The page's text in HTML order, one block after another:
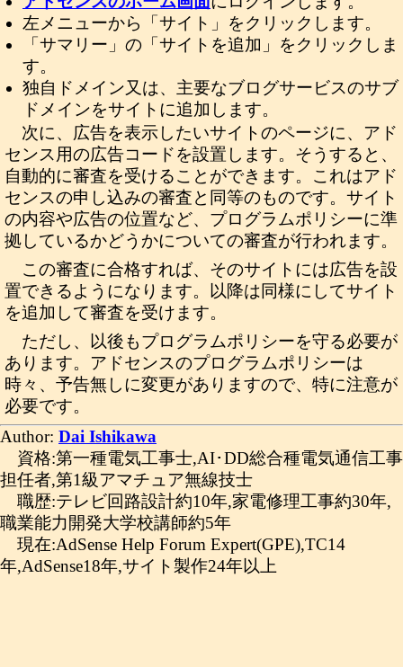
左メニューから「サイト」をクリックします。
「サマリー」の「サイトを追加」をクリックしま
す。
独自ドメイン又は、主要なブログサービスのサブ
ドメインをサイトに追加します。
次に、広告を表示したいサイトのページに、アド
センス用の広告コードを設置します。そうすると、
自動的に審査を受けることができます。これはアド
センスの申し込みの審査と同等のものです。サイト
の内容や広告の位置など、プログラムポリシーに準
拠しているかどうかについての審査が行われます。
この審査に合格すれば、そのサイトには広告を設
置できるようになります。以降は同様にしてサイト
を追加して審査を受けます。
ただし、以後もプログラムポリシーを守る必要が
あります。アドセンスのプログラムポリシーは
時々、予告無しに変更がありますので、特に注意が
必要です。
Author: Dai Ishikawa
資格:第一種電気工事士,AI･DD総合種電気通信工事
担任者,第1級アマチュア無線技士
職歴:テレビ回路設計約10年,家電修理工事約30年,
職業能力開発大学校講師約5年
現在:AdSense Help Forum Expert(GPE),TC14
年,AdSense18年,サイト製作24年以上